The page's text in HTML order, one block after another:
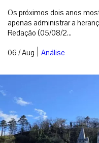
Os próximos dois anos
apenas administrar a
Redação (05/08/2...
06 / Aug | Análise